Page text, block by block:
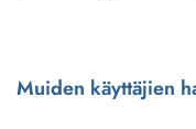
Muiden käyttäjien